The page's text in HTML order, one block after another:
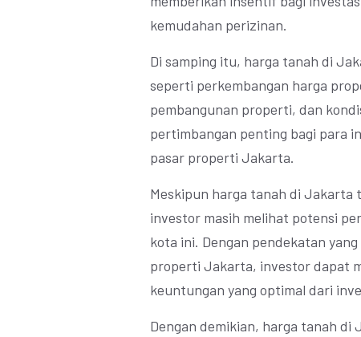
kemudahan perizinan.
Di samping itu, harga tanah di
seperti perkembangan harga
pembangunan properti, dan
pertimbangan penting bagi para
pasar properti Jakarta.
Meskipun harga tanah di Jakarta
investor masih melihat potensi
kota ini. Dengan pendekatan
properti Jakarta, investor dapat
keuntungan yang optimal dari
Dengan demikian, harga tanah